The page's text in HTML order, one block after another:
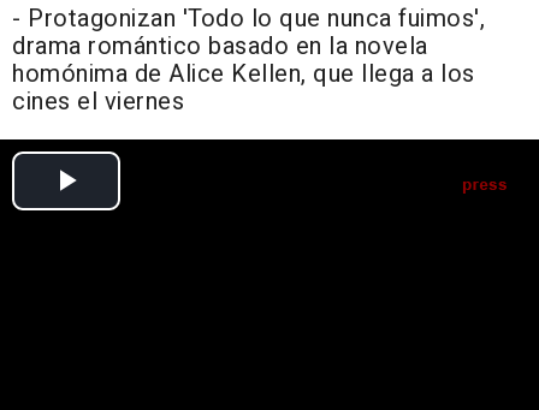
- Protagonizan 'Todo lo que nunca fuimos',
drama romántico basado en la novela
homónima de Alice Kellen, que llega a los
cines el viernes